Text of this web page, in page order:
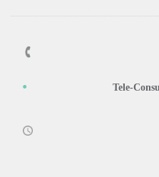
Tele-